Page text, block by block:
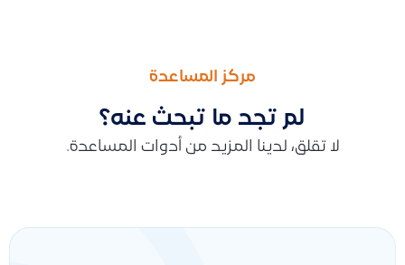
مركز المساعدة
لم تجد ما تبحث عنه؟
لا تقلق، لدينا المزيد من أدوات المساعدة.